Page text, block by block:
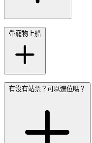
帶寵物上船
有沒有站票？可以選位嗎？